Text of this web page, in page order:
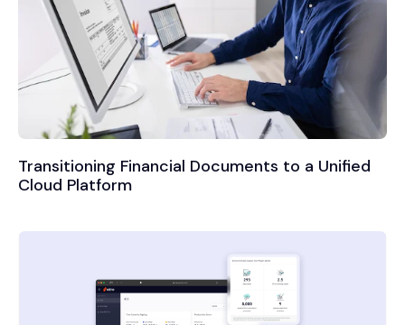
Transitioning Financial Documents to a Unified
Cloud Platform